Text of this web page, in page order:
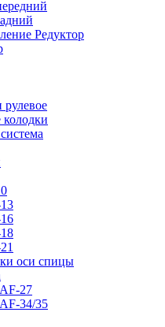
Редуктор
рулевое
оси спицы
27
34/35